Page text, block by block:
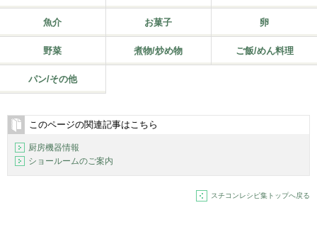
魚介 お菓子 卵
野菜 煮物/炒め物 ご飯/めん料理
パン/その他
このページの関連記事はこちら
厨房機器情報
ショールームのご案内
スチコンレシピ集トップへ戻る